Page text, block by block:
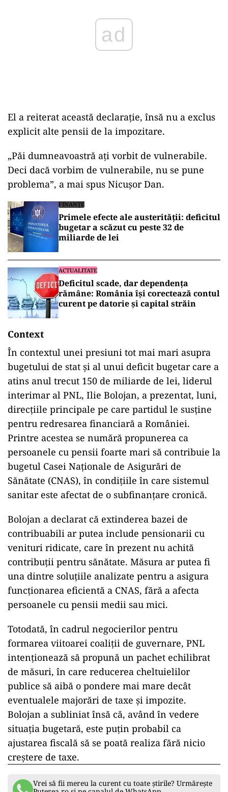
El a reiterat această declaraţie, însă nu a exclus
explicit alte pensii de la impozitare.
„Păi dumneavoastră ați vorbit de vulnerabile.
Deci dacă vorbim de vulnerabile, nu se pune
problema”, a mai spus Nicuşor Dan.
FINANȚE
Primele efecte ale austerității: deficitul
bugetar a scăzut cu peste 32 de
miliarde de lei
ACTUALITATE
Deficitul scade, dar dependența
rămâne: România își corectează contul
curent pe datorie și capital străin
Context
În contextul unei presiuni tot mai mari asupra
bugetului de stat și al unui deficit bugetar care a
atins anul trecut 150 de miliarde de lei, liderul
interimar al PNL, Ilie Bolojan, a prezentat, luni,
direcțiile principale pe care partidul le susține
pentru redresarea financiară a României.
Printre acestea se numără propunerea ca
persoanele cu pensii foarte mari să contribuie la
bugetul Casei Naționale de Asigurări de
Sănătate (CNAS), în condițiile în care sistemul
sanitar este afectat de o subfinanțare cronică.
Bolojan a declarat că extinderea bazei de
contribuabili ar putea include pensionarii cu
venituri ridicate, care în prezent nu achită
contribuții pentru sănătate. Măsura ar putea fi
una dintre soluțiile analizate pentru a asigura
funcționarea eficientă a CNAS, fără a afecta
persoanele cu pensii medii sau mici.
Totodată, în cadrul negocierilor pentru
formarea viitoarei coaliții de guvernare, PNL
intenționează să propună un pachet echilibrat
de măsuri, în care reducerea cheltuielilor
publice să aibă o pondere mai mare decât
eventualele majorări de taxe și impozite.
Bolojan a subliniat însă că, având în vedere
situația bugetară, este puțin probabil ca
ajustarea fiscală să se poată realiza fără nicio
creștere de taxe.
Vrei să fii mereu la curent cu toate știrile? Urmărește